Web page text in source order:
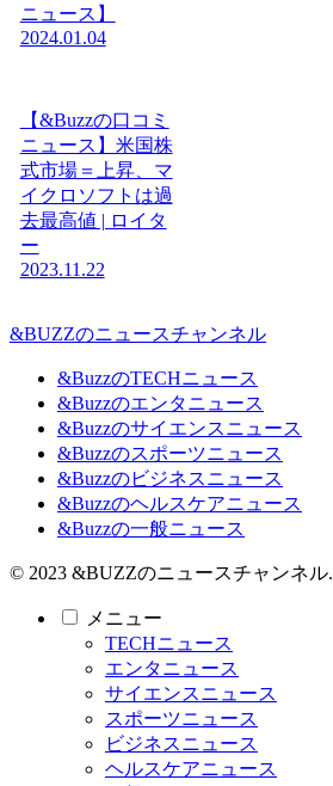
ニュース】
2024.01.04
【&Buzzの口コミ
ニュース】米国株
式市場＝上昇、マ
イクロソフトは過
去最高値 | ロイタ
ー
2023.11.22
&BUZZのニュースチャンネル
&BuzzのTECHニュース
&Buzzのエンタニュース
&Buzzのサイエンスニュース
&Buzzのスポーツニュース
&Buzzのビジネスニュース
&Buzzのヘルスケアニュース
&Buzzの一般ニュース
© 2023 &BUZZのニュースチャンネル.
メニュー
TECHニュース
エンタニュース
サイエンスニュース
スポーツニュース
ビジネスニュース
ヘルスケアニュース